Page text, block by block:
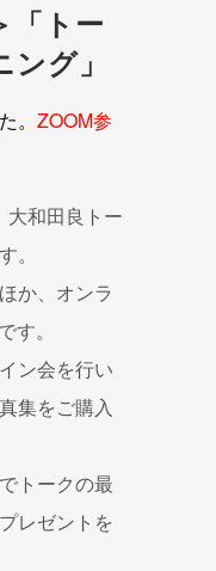
「トー
グ」
。 ZOOM参
大和田良トー
。
か、オンラ
す。
ン会を行い
集をご購入
トークの最
レゼントを